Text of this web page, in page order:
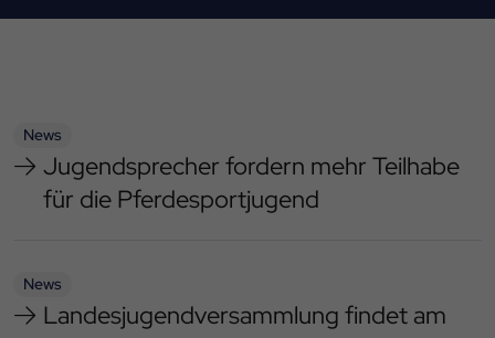
News
Jugendsprecher fordern mehr Teilhabe
für die Pferdesportjugend
News
Landesjugendversammlung findet am